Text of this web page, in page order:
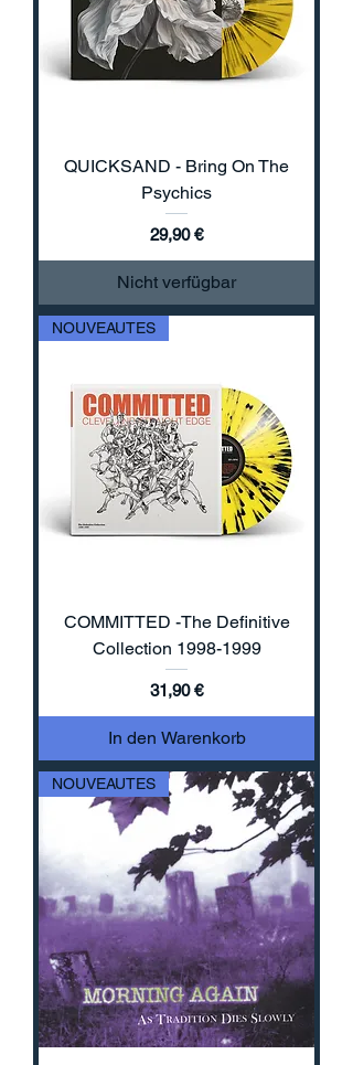
QUICKSAND - Bring On The
Psychics
Preis
29,90 €
Nicht verfügbar
NOUVEAUTES
COMMITTED -The Definitive
Collection 1998-1999
Preis
31,90 €
In den Warenkorb
NOUVEAUTES